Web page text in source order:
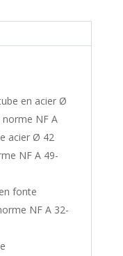
en acier Ø
NF A
acier Ø 42
NF A 49-
fonte
NF A 32-